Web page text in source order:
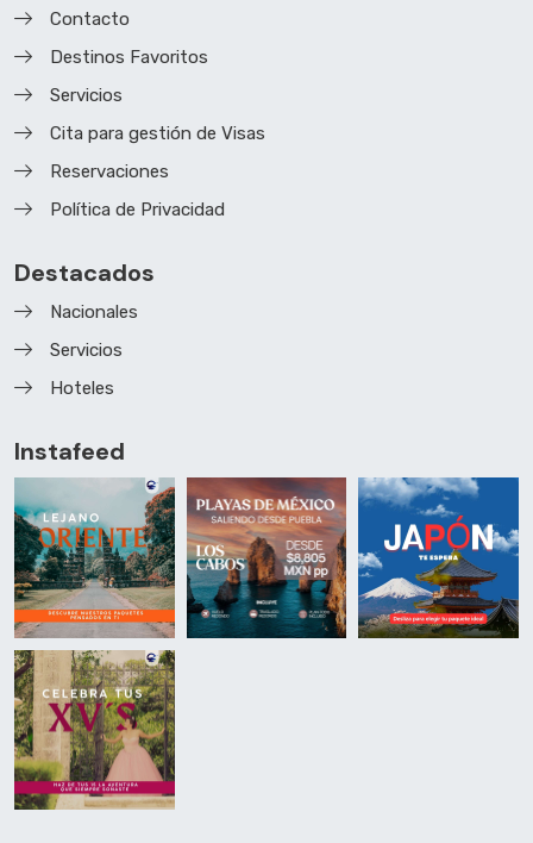
Contacto
Destinos Favoritos
Servicios
Cita para gestión de Visas
Reservaciones
Política de Privacidad
Destacados
Nacionales
Servicios
Hoteles
Instafeed